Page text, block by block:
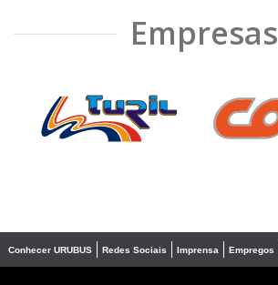
Empresas
❮
Conhecer URUBUS Redes Sociais Imprensa Empregos